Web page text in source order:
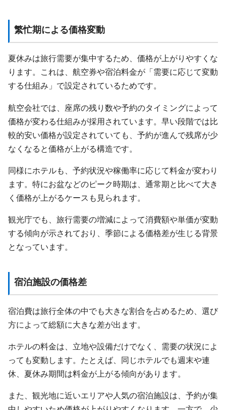
繁忙期による価格変動
夏休みは旅行需要が集中するため、価格が上がりやすくな
ります。これは、航空券や宿泊料金が「需要に応じて変動
する仕組み」で設定されているためです。
航空会社では、座席の残り数や予約のタイミングによって
価格が変わる仕組みが採用されています。早い段階では比
較的安い価格が設定されていても、予約が進んで残席が少
なくなると価格が上がる構造です。
同様にホテルも、予約状況や稼働率に応じて料金が変わり
ます。特にお盆などのピーク時期は、通常期と比べて大き
く価格が上がるケースも見られます。
観光庁でも、旅行需要の増減によって消費額や単価が変動
する傾向が示されており、季節による価格差が生じる背景
となっています。
宿泊施設の価格差
宿泊費は旅行全体の中でも大きな割合を占めるため、選び
方によって総額に大きな差が出ます。
ホテルの料金は、立地や設備だけでなく、需要の状況によ
っても変動します。たとえば、同じホテルでも週末や連
休、夏休み期間は料金が上がる傾向があります。
また、観光地に近いエリアや人気の宿泊施設は、予約が集